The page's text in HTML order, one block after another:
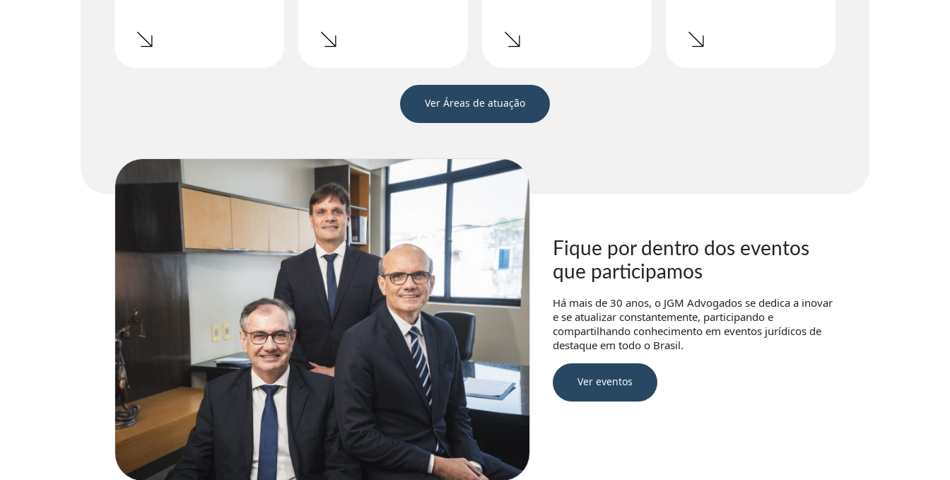
Ver Áreas de atuação
Fique por dentro dos eventos
que participamos
Há mais de 30 anos, o JGM Advogados se dedica a inovar
e se atualizar constantemente, participando e
compartilhando conhecimento em eventos jurídicos de
destaque em todo o Brasil.
Ver eventos